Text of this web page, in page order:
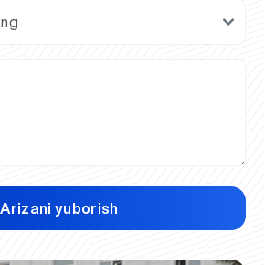
Arizani yuborish